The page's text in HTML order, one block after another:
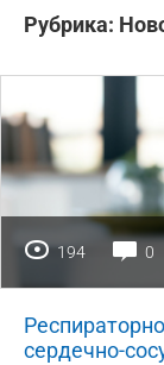
Рубрика:
194 0
сердечно-